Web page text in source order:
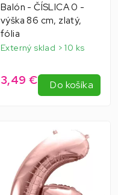
Balón - ČÍSLICA 0 -
výška 86 cm, zlatý,
fólia
Externý sklad > 10 ks
3,49 € Do košíka